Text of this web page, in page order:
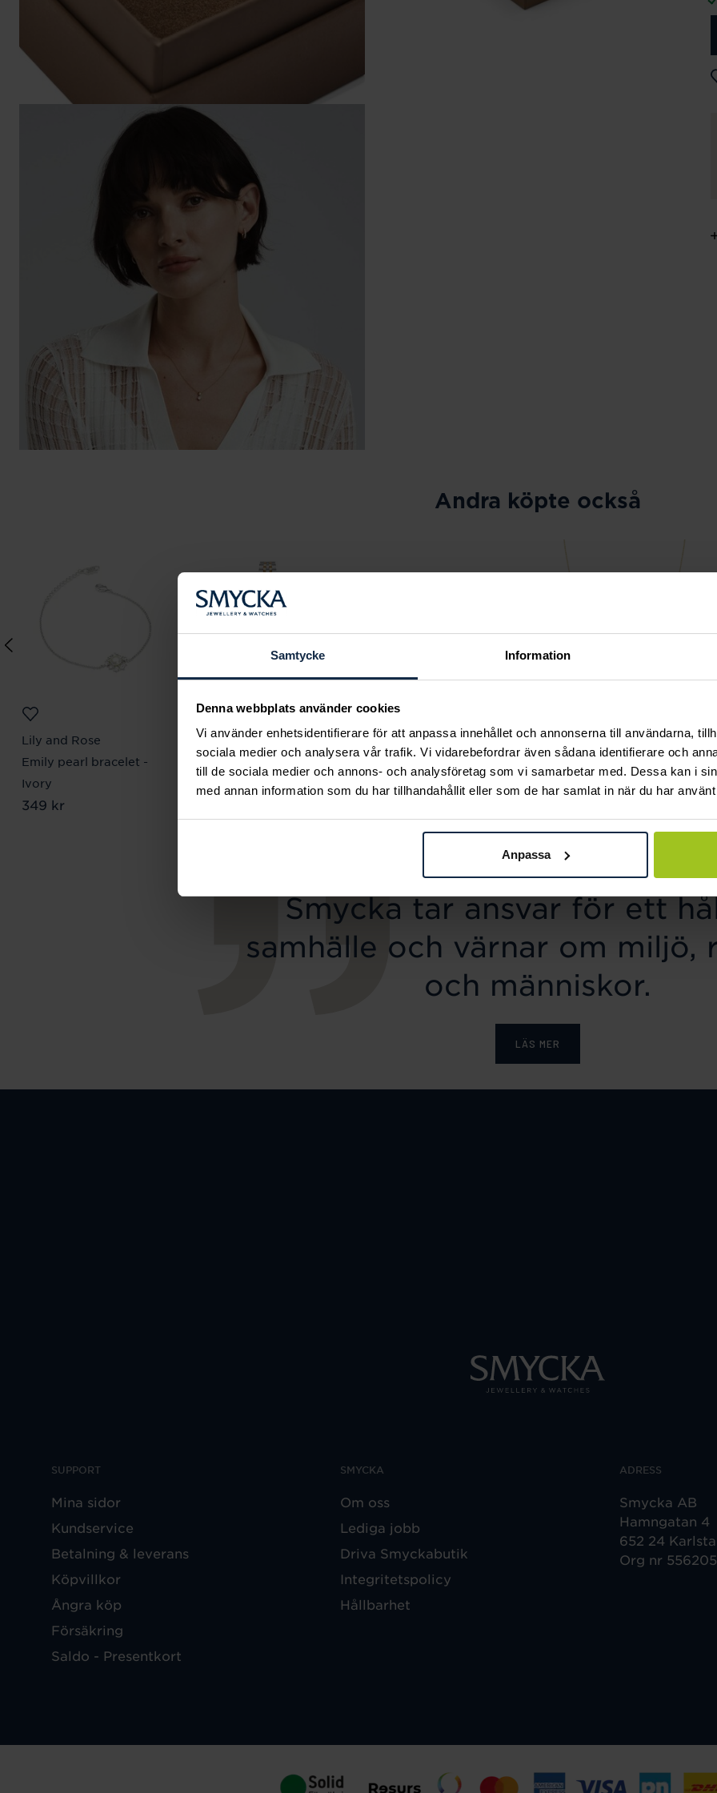
Samtycke Information
Denna webbplats använder cookies
Vi använder enhetsidentifierare för att anpassa innehållet och annonserna till användarna,
sociala medier och analysera vår trafik. Vi vidarebefordrar även sådana identifierare och
till de sociala medier och annons- och analysföretag som vi samarbetar med. Dessa kan i
med annan information som du har tillhandahållit eller som de har samlat in när du har
Anpassa
Andra köpte också
Lily and Rose
Emily pearl bracelet -
Ivory
Pris :349 kr
349 kr
Mockberg
Royal Watch 28 mm
Pris 2 399 kr
2 399 kr
Caroline Svedbom
Classic Stud Earrings /
Aquamarine
Mockberg
Ellie Gold Necklace
:799 kr
799 kr
Smycka tar ansvar för ett
samhälle och värnar om miljö,
och människor.
LÄS MER
SUPPORT
Mina sidor
Kundservice
Betalning & leverans
Köpvillkor
Ångra köp
Försäkring
Saldo - Presentkort
SMYCKA
Om oss
Lediga jobb
Driva Smyckabutik
Integritetspolicy
Hållbarhet
ADRESS
Smycka AB
Hamngatan 4
652 24
Org nr